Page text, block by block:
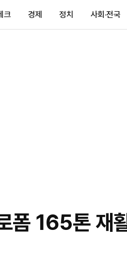
크 경제 정치 사회·전국
165톤 재